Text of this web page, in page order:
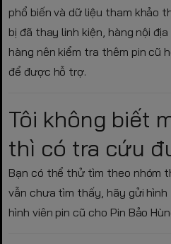
phổ biến và dữ liệu tham khảo
bị đã thay linh kiện, hàng nội
hàng nên kiểm tra thêm pin cũ
để được hỗ trợ.
Tôi không biết
thì có tra cứu
Bạn có thể thử tìm theo nhóm
vẫn chưa tìm thấy, hãy gửi
hình viên pin cũ cho Pin Bảo